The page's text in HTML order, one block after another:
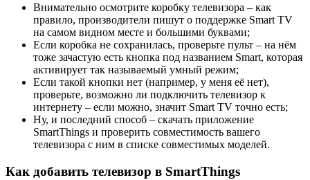
Внимательно осмотрите коробку телевизора – как
правило, производители пишут о поддержке Smart TV
на самом видном месте и большими буквами;
Если коробка не сохранилась, проверьте пульт – на нём
тоже зачастую есть кнопка под названием Smart, которая
активирует так называемый умный режим;
Если такой кнопки нет (например, у меня её нет),
проверьте, возможно ли подключить телевизор к
интернету – если можно, значит Smart TV точно есть;
Ну, и последний способ – скачать приложение
SmartThings и проверить совместимость вашего
телевизора с ним в списке совместимых моделей.
Как добавить телевизор в SmartThings